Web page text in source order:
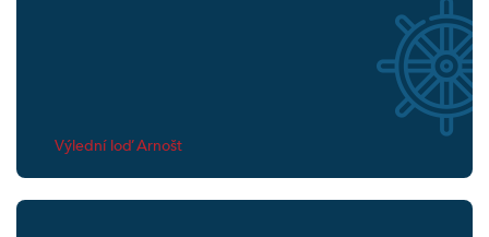
Výlední loď Arnošt